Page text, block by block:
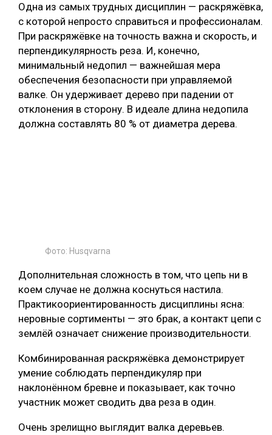
Одна из самых трудных дисциплин — раскряжёвка,
с которой непросто справиться и профессионалам.
При раскряжёвке на точность важна и скорость, и
перпендикулярность реза. И, конечно,
минимальный недопил — важнейшая мера
обеспечения безопасности при управляемой
валке. Он удерживает дерево при падении от
отклонения в сторону. В идеале длина недопила
должна составлять 80 % от диаметра дерева.
Фото: Husqvarna
Дополнительная сложность в том, что цепь ни в
коем случае не должна коснуться настила.
Практикоориентированность дисциплины ясна:
неровные сортименты — это брак, а контакт цепи с
землёй означает снижение производительности.
Комбинированная раскряжёвка демонстрирует
умение соблюдать перпендикуляр при
наклонённом бревне и показывает, как точно
участник может сводить два реза в один.
Очень зрелищно выглядит валка деревьев.